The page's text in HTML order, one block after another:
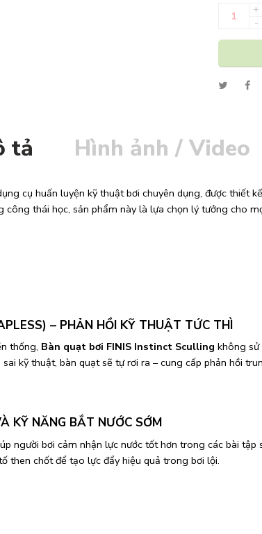
+
-
tả Hình ảnh / Video
cụ huấn luyện kỹ thuật bơi chuyên dụng, được thiết
thái học, sản phẩm này là lựa chọn lý tưởng cho
– PHẢN HỒI KỸ THUẬT TỨC THÌ
thống, Bàn quạt bơi FINIS Instinct Sculling không sử
kỹ thuật, bàn quạt sẽ tự rơi ra – cung cấp phản hồi
KỸ NĂNG BẮT NƯỚC SỚM
người bơi cảm nhận lực nước tốt hơn trong các bài
then chốt để tạo lực đẩy hiệu quả trong bơi lội.